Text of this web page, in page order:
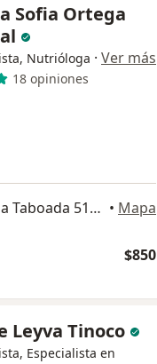
Sofia Ortega
Nutrióloga · Ver más
18 opiniones
Calle R. M. Clemencia Borja Taboada 512, Querétaro • Mapa
$850
Leyva Tinoco
Especialista en